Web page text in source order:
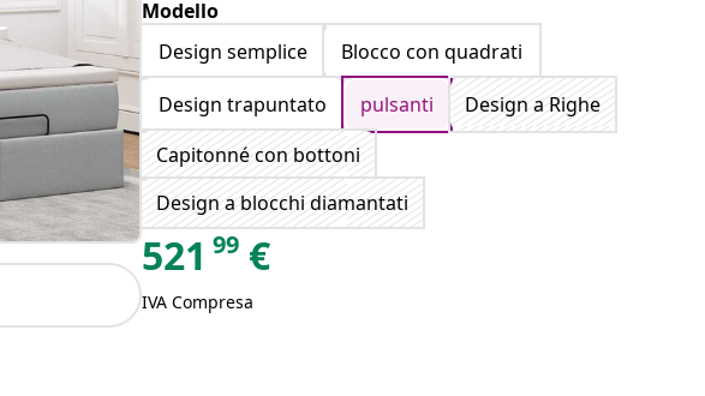
Modello
Design semplice
Blocco con quadrati
Design trapuntato
pulsanti
Design a Righe
Capitonné con bottoni
Design a blocchi diamantati
521 99 €
IVA Compresa